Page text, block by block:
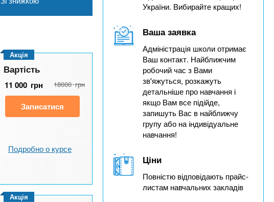
Акція
Вартість
11 000 грн 18000 грн
Записатися
Подробно о курсе
Акція
України. Вибирайте кращих!
Ваша заявка
Адміністрація школи отримає
Ваш контакт. Найближчим
робочий час з Вами
зв'яжуться, розкажуть
детальніше про навчання і
якщо Вам все підійде,
запишуть Вас в найближчу
групу або на індивідуальне
навчання!
Ціни
Повністю відповідають прайс-
листам навчальних закладів